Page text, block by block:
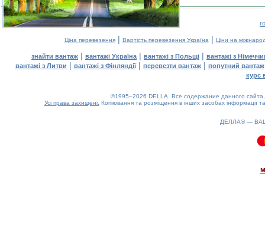
Ціна перевезення| Вартість перевезення Україна | Ціни на
знайти вантаж | вантажі Україна | вантажі з Польщі | вантажі з
вантажі з Литви | вантажі з Фінляндії| перевезти вантаж| попутний вантаж
курс
©1995–2026 DELLA. Все содержание данного
Усі права захищені. Копіювання та розміщення в інших засобах інформації
ДЕЛЛА® —